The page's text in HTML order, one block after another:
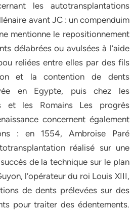
les autotransplantations
avant JC : un compenduim
mentionne le repositionnement
délabrées ou avulsées à l’aide
reliées entre elles par des fils
et la contention de dents
en Egypte, puis chez les
et les Romains Les progrès
concernent également
: en 1554, Ambroise Paré
réalisé sur une
de la technique sur le plan
l’opérateur du roi Louis XIII,
de dents prélevées sur des
pour traiter des édentements.